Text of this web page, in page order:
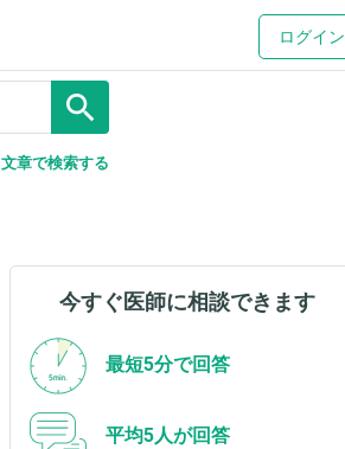
ログイン
search
文章で検索する
今すぐ医師に相談できます
最短5分で回答
平均5人が回答